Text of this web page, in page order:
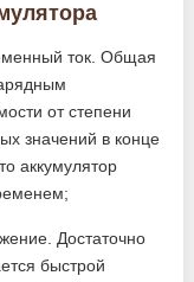
ток. Общая
от степени
значений в конце
аккумулятор
Достаточно
быстрой